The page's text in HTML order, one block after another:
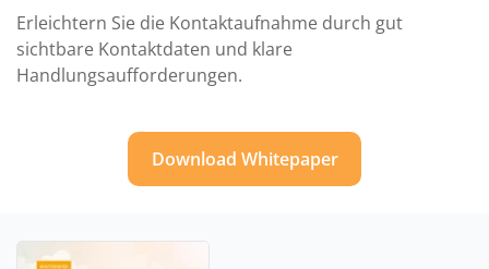
Erleichtern Sie die Kontaktaufnahme durch gut
sichtbare Kontaktdaten und klare
Handlungsaufforderungen.
Download Whitepaper